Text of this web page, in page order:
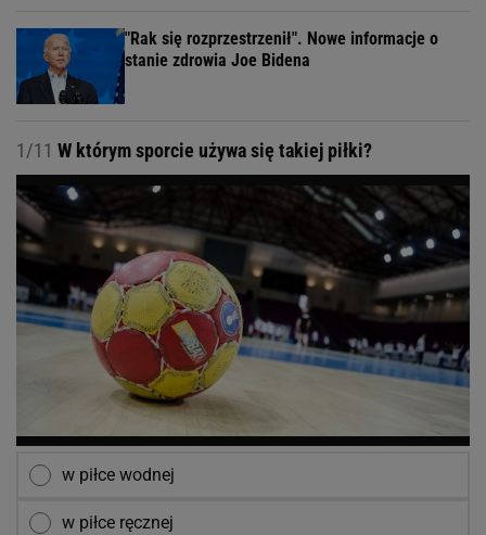
"Rak się rozprzestrzenił". Nowe informacje o
stanie zdrowia Joe Bidena
1/11 W którym sporcie używa się takiej piłki?
w piłce wodnej
w piłce ręcznej